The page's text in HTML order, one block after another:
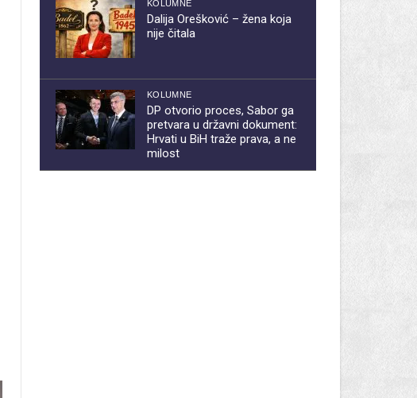
KOLUMNE
Dalija Orešković – žena koja
nije čitala
KOLUMNE
DP otvorio proces, Sabor ga
pretvara u državni dokument:
Hrvati u BiH traže prava, a ne
milost